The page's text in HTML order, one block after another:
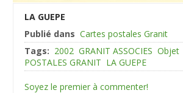
LA GUEPE
Publié dans Cartes postales Granit
Tags: 2002 GRANIT ASSOCIES Objet
POSTALES GRANIT LA GUEPE
Soyez le premier à commenter!